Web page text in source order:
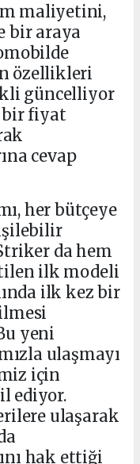
maliyetini,
bir araya
özellikleri
güncelliyor
bir fiyat
cevap
her bütçeye
da hem
ilk modeli
ilk kez bir
yeni
ulaşmayı
için
ediyor.
ulaşarak
hak ettiği